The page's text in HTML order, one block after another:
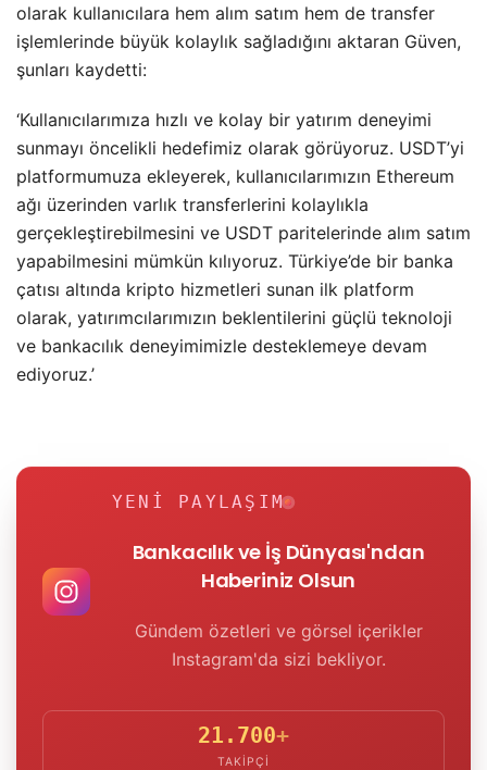
olarak kullanıcılara hem alım satım hem de transfer
işlemlerinde büyük kolaylık sağladığını aktaran Güven,
şunları kaydetti:
‘Kullanıcılarımıza hızlı ve kolay bir yatırım deneyimi
sunmayı öncelikli hedefimiz olarak görüyoruz. USDT’yi
platformumuza ekleyerek, kullanıcılarımızın Ethereum
ağı üzerinden varlık transferlerini kolaylıkla
gerçekleştirebilmesini ve USDT paritelerinde alım satım
yapabilmesini mümkün kılıyoruz. Türkiye’de bir banka
çatısı altında kripto hizmetleri sunan ilk platform
olarak, yatırımcılarımızın beklentilerini güçlü teknoloji
ve bankacılık deneyimimizle desteklemeye devam
ediyoruz.’
YENI PAYLAŞIM
Bankacılık ve İş Dünyası'ndan
Haberiniz Olsun
Gündem özetleri ve görsel içerikler
Instagram'da sizi bekliyor.
21.700+
TAKIPÇI